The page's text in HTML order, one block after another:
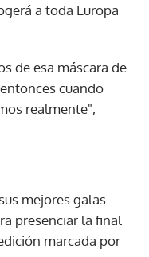
a toda Europa
de esa máscara de
cuando
realmente",
mejores galas
presenciar la final
marcada por